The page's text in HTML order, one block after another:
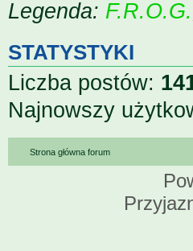
Legenda: F.R.O.G.
STATYSTYKI
Liczba postów:
Najnowszy
Strona główna forum